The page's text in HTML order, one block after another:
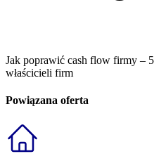
Jak poprawić cash flow firmy –
właścicieli firm
Powiązana oferta